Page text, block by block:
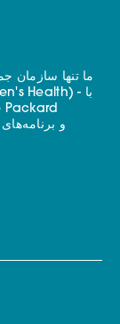
ما تنها سازمان